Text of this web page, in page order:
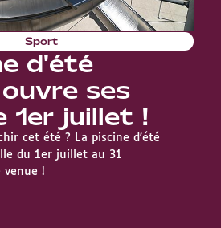
Sport
d'été
ses
1er juillet !
cet été ? La piscine d'été
du 1er juillet au 31
venue !